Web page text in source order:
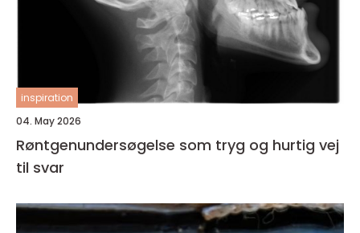
inspiration
04. May 2026
Røntgenundersøgelse som tryg og hurtig vej
til svar